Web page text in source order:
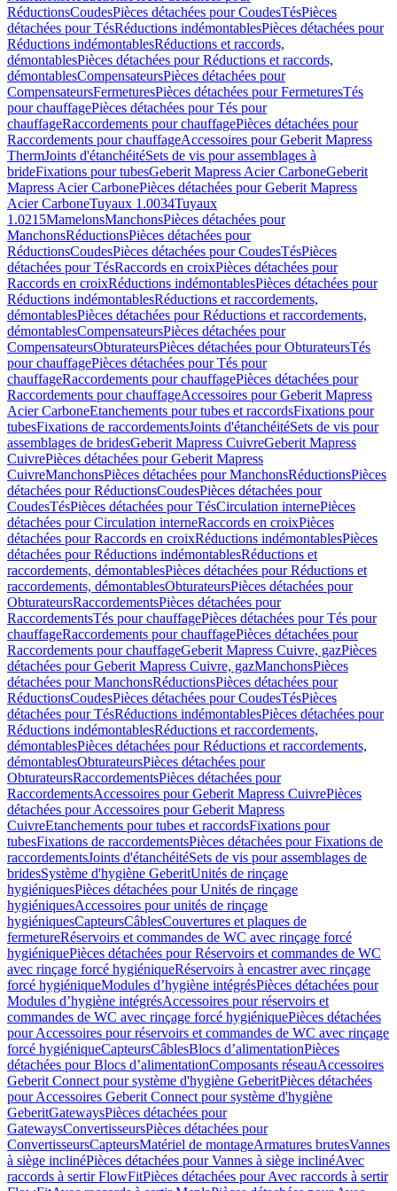
RéductionsCoudesPièces détachées pour CoudesTésPièces
détachées pour TésRéductions indémontablesPièces détachées pour
Réductions indémontablesRéductions et raccords,
démontablesPièces détachées pour Réductions et raccords,
démontablesCompensateursPièces détachées pour
CompensateursFermeturesPièces détachées pour FermeturesTés
pour chauffagePièces détachées pour Tés pour
chauffageRaccordements pour chauffagePièces détachées pour
Raccordements pour chauffageAccessoires pour Geberit Mapress
ThermJoints d'étanchéitéSets de vis pour assemblages à
brideFixations pour tubesGeberit Mapress Acier CarboneGeberit
Mapress Acier CarbonePièces détachées pour Geberit Mapress
Acier CarboneTuyaux 1.0034Tuyaux
1.0215MamelonsManchonsPièces détachées pour
ManchonsRéductionsPièces détachées pour
RéductionsCoudesPièces détachées pour CoudesTésPièces
détachées pour TésRaccords en croixPièces détachées pour
Raccords en croixRéductions indémontablesPièces détachées pour
Réductions indémontablesRéductions et raccordements,
démontablesPièces détachées pour Réductions et raccordements,
démontablesCompensateursPièces détachées pour
CompensateursObturateursPièces détachées pour ObturateursTés
pour chauffagePièces détachées pour Tés pour
chauffageRaccordements pour chauffagePièces détachées pour
Raccordements pour chauffageAccessoires pour Geberit Mapress
Acier CarboneEtanchements pour tubes et raccordsFixations pour
tubesFixations de raccordementsJoints d'étanchéitéSets de vis pour
assemblages de bridesGeberit Mapress CuivreGeberit Mapress
CuivrePièces détachées pour Geberit Mapress
CuivreManchonsPièces détachées pour ManchonsRéductionsPièces
détachées pour RéductionsCoudesPièces détachées pour
CoudesTésPièces détachées pour TésCirculation internePièces
détachées pour Circulation interneRaccords en croixPièces
détachées pour Raccords en croixRéductions indémontablesPièces
détachées pour Réductions indémontablesRéductions et
raccordements, démontablesPièces détachées pour Réductions et
raccordements, démontablesObturateursPièces détachées pour
ObturateursRaccordementsPièces détachées pour
RaccordementsTés pour chauffagePièces détachées pour Tés pour
chauffageRaccordements pour chauffagePièces détachées pour
Raccordements pour chauffageGeberit Mapress Cuivre, gazPièces
détachées pour Geberit Mapress Cuivre, gazManchonsPièces
détachées pour ManchonsRéductionsPièces détachées pour
RéductionsCoudesPièces détachées pour CoudesTésPièces
détachées pour TésRéductions indémontablesPièces détachées pour
Réductions indémontablesRéductions et raccordements,
démontablesPièces détachées pour Réductions et raccordements,
démontablesObturateursPièces détachées pour
ObturateursRaccordementsPièces détachées pour
RaccordementsAccessoires pour Geberit Mapress CuivrePièces
détachées pour Accessoires pour Geberit Mapress
CuivreEtanchements pour tubes et raccordsFixations pour
tubesFixations de raccordementsPièces détachées pour Fixations de
raccordementsJoints d'étanchéitéSets de vis pour assemblages de
bridesSystème d'hygiène GeberitUnités de rinçage
hygiéniquesPièces détachées pour Unités de rinçage
hygiéniquesAccessoires pour unités de rinçage
hygiéniquesCapteursCâblesCouvertures et plaques de
fermetureRéservoirs et commandes de WC avec rinçage forcé
hygiéniquePièces détachées pour Réservoirs et commandes de WC
avec rinçage forcé hygiéniqueRéservoirs à encastrer avec rinçage
forcé hygiéniqueModules d’hygiène intégrésPièces détachées pour
Modules d’hygiène intégrésAccessoires pour réservoirs et
commandes de WC avec rinçage forcé hygiéniquePièces détachées
pour Accessoires pour réservoirs et commandes de WC avec rinçage
forcé hygiéniqueCapteursCâblesBlocs d’alimentationPièces
détachées pour Blocs d’alimentationComposants réseauAccessoires
Geberit Connect pour système d'hygiène GeberitPièces détachées
pour Accessoires Geberit Connect pour système d'hygiène
GeberitGatewaysPièces détachées pour
GatewaysConvertisseursPièces détachées pour
ConvertisseursCapteursMatériel de montageArmatures brutesVannes
à siège inclinéPièces détachées pour Vannes à siège inclinéAvec
raccords à sertir FlowFitPièces détachées pour Avec raccords à sertir